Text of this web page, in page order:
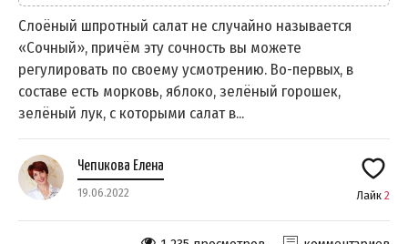
Слоёный шпротный салат не случайно называется
«Сочный», причём эту сочность вы можете
регулировать по своему усмотрению. Во-первых, в
составе есть морковь, яблоко, зелёный горошек,
зелёный лук, с которыми салат в...
Чепикова Елена
19.06.2022 Лайк 2